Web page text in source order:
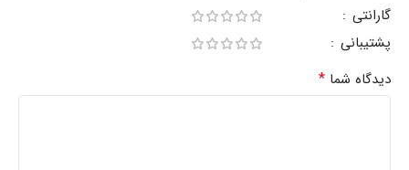
گارانتی
پشتیبانی
دیدگاه شما *